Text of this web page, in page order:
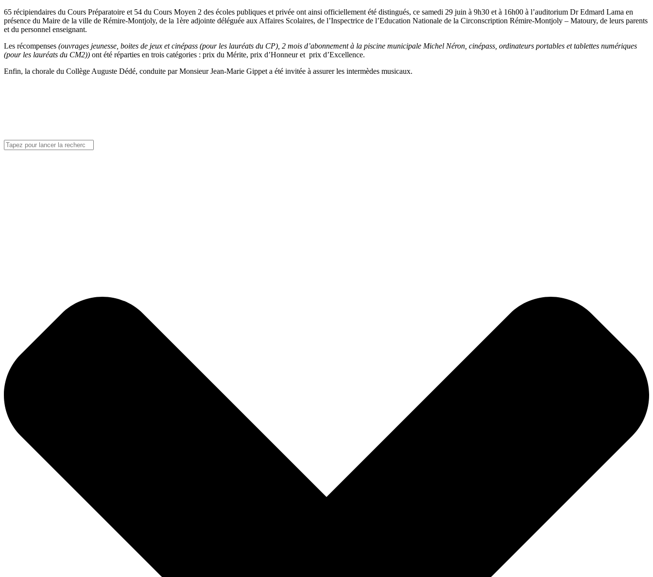
65 récipiendaires du Cours Préparatoire et 54 du Cours Moyen 2 des écoles publiques et privée ont ainsi officiellement été distingués, ce samedi 29 juin à 9h30 et à 16h00 à l’auditorium Dr Edmard Lama en
présence du Maire de la ville de Rémire-Montjoly, de la 1ère adjointe déléguée aux Affaires Scolaires, de l’Inspectrice de l’Education Nationale de la Circonscription Rémire-Montjoly – Matoury, de leurs parents
et du personnel enseignant.
Les récompenses (ouvrages jeunesse, boites de jeux et cinépass (pour les lauréats du CP), 2 mois d’abonnement à la piscine municipale Michel Néron, cinépass, ordinateurs portables et tablettes numériques
(pour les lauréats du CM2)) ont été réparties en trois catégories : prix du Mérite, prix d’Honneur et prix d’Excellence.
Enfin, la chorale du Collège Auguste Dédé, conduite par Monsieur Jean-Marie Gippet a été invitée à assurer les intermèdes musicaux.